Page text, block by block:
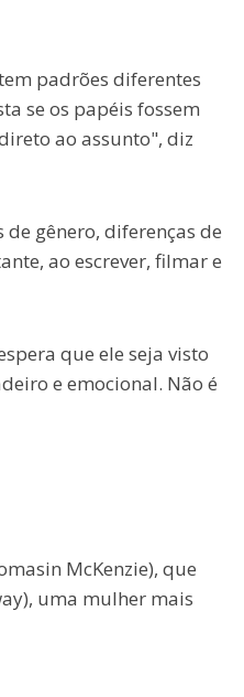
padrões diferentes
se os papéis fossem
ao assunto", diz
gênero, diferenças de
ao escrever, filmar e
que ele seja visto
e emocional. Não é
McKenzie), que
uma mulher mais